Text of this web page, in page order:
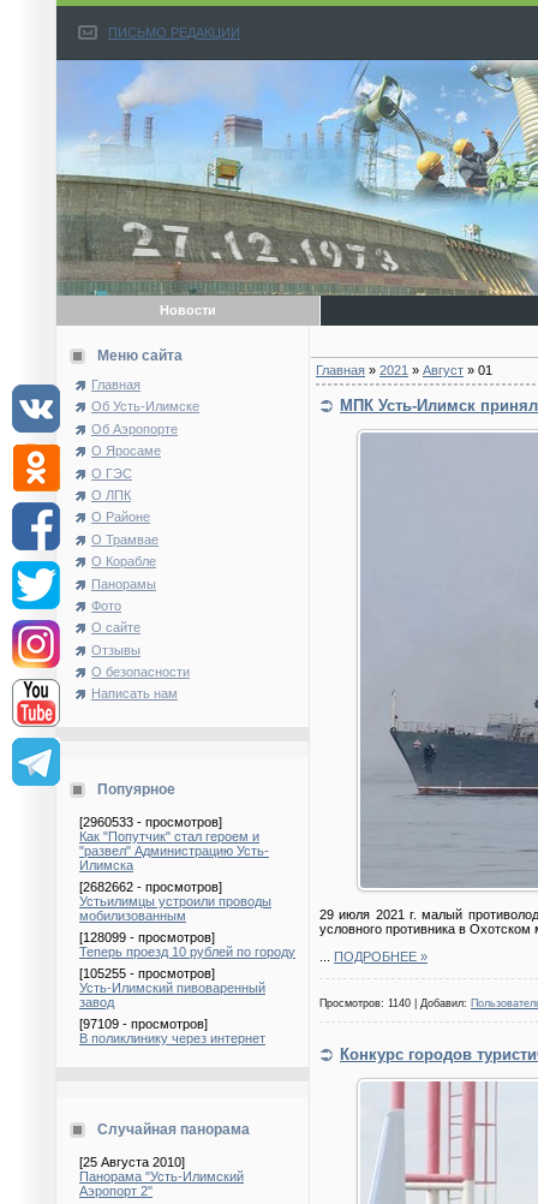
ПИСЬМО РЕДАКЦИИ
Новости
Меню сайта
Главная
Об Усть-Илимске
Об Аэропорте
О Яросаме
О ГЭС
О ЛПК
О Районе
О Трамвае
О Корабле
Панорамы
Фото
О сайте
Отзывы
О безопасности
Написать нам
Попуярное
[2960533 - просмотров]
Как "Попутчик" стал героем и
"развел" Администрацию Усть-
Илимска
[2682662 - просмотров]
Устьилимцы устроили проводы
мобилизованным
[128099 - просмотров]
Теперь проезд 10 рублей по городу
[105255 - просмотров]
Усть-Илимский пивоваренный
завод
[97109 - просмотров]
В поликлинику через интернет
Случайная панорама
[25 Августа 2010]
Панорама "Усть-Илимский
Аэропорт 2"
Главная » 2021 » Август » 01
МПК Усть-Илимск
29 июля 2021 г. малый
условного противника в Охотском
ПОДРОБНЕЕ »
Просмотров: 1140 | Добавил:
Конкурс городов